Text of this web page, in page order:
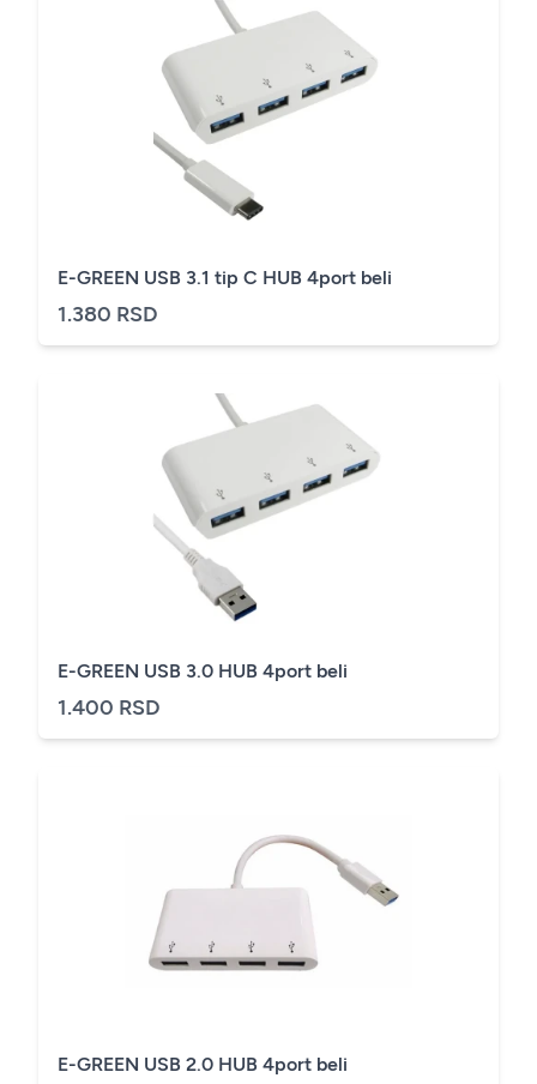
E-GREEN USB 3.1 tip C HUB 4port beli
1.380 RSD
E-GREEN USB 3.0 HUB 4port beli
1.400 RSD
E-GREEN USB 2.0 HUB 4port beli